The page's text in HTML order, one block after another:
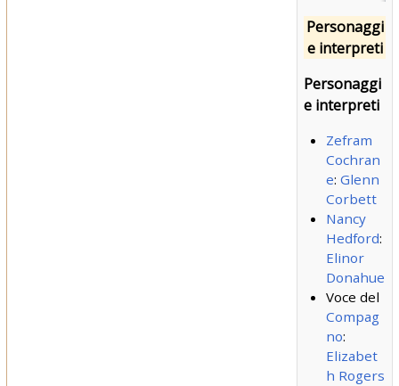
Personaggi
e interpreti
Personaggi
e interpreti
Zefram
Cochran
e: Glenn
Corbett
Nancy
Hedford:
Elinor
Donahue
Voce del
Compag
no:
Elizabet
h Rogers